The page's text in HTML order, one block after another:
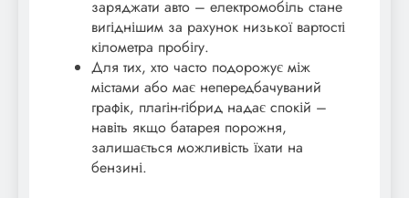
заряджати авто – електромобіль стане
вигіднішим за рахунок низької вартості
кілометра пробігу.
Для тих, хто часто подорожує між
містами або має непередбачуваний
графік, плагін-гібрид надає спокій –
навіть якщо батарея порожня,
залишається можливість їхати на
бензині.